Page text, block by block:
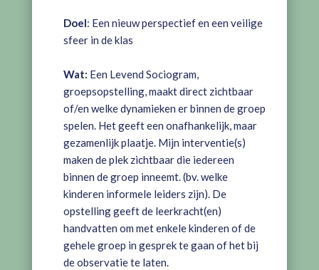
Doel: Een nieuw perspectief en een veilige
sfeer in de klas
Wat: Een Levend Sociogram,
groepsopstelling, maakt direct zichtbaar
of/en welke dynamieken er binnen de groep
spelen. Het geeft een onafhankelijk, maar
gezamenlijk plaatje. Mijn interventie(s)
maken de plek zichtbaar die iedereen
binnen de groep inneemt. (bv. welke
kinderen informele leiders zijn). De
opstelling geeft de leerkracht(en)
handvatten om met enkele kinderen of de
gehele groep in gesprek te gaan of het bij
de observatie te laten.